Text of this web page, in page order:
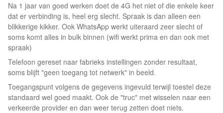
Na 1 jaar van goed werken doet de 4G het niet of die enkele keer
dat er verbinding is, heel erg slecht. Spraak is dan alleen een
blikkerige kikker. Ook WhatsApp werkt uiteraard zeer slecht of
soms komt alles in bulk binnen (wifi werkt prima en dan ook met
spraak)
Telefoon gereset naar fabrieks instellingen zonder resultaat,
soms blijft "geen toegang tot netwerk" in beeld.
Toegangspunt volgens de gegevens ingevuld terwijl toestel deze
standaard wel goed maakt. Ook de "truc" met wisselen naar een
verkeerde provider en dan weer terug zetten doet niets.